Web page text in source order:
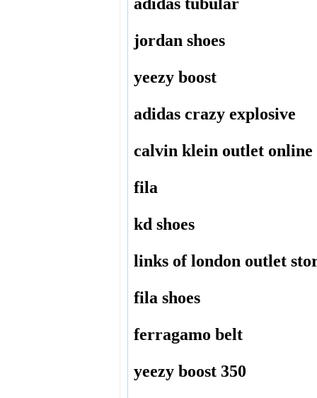
jordan shoes
yeezy boost
adidas crazy explosive
calvin klein outlet online
fila
kd shoes
links of london outlet
fila shoes
ferragamo belt
yeezy boost 350